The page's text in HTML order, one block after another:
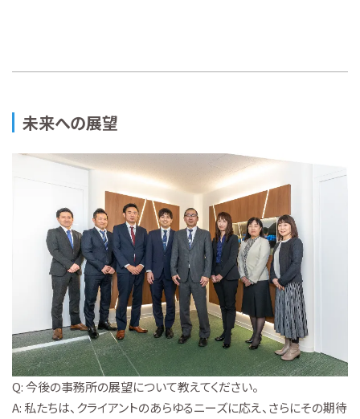
未来への展望
Q: 今後の事務所の展望について教えてください。
A: 私たちは、クライアントのあらゆるニーズに応え、さらにその期待